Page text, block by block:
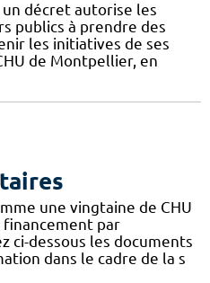
décret autorise les
publics à prendre des
les initiatives de ses
de Montpellier, en
une vingtaine de CHU
financement par
ci-dessous les documents
dans le cadre de la s